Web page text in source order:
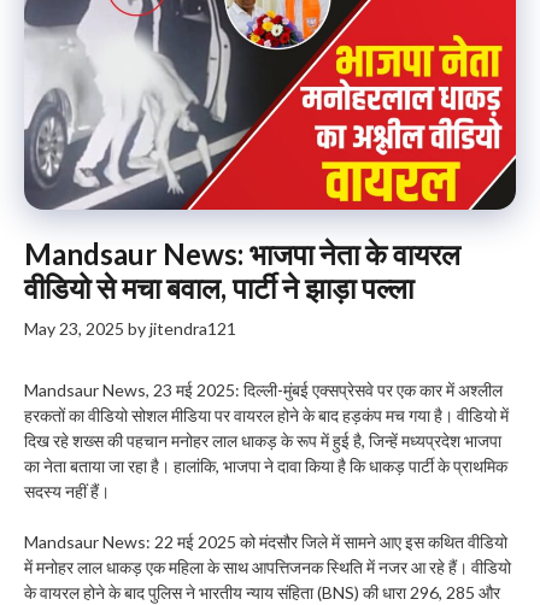
Mandsaur News: भाजपा नेता के वायरल
वीडियो से मचा बवाल, पार्टी ने झाड़ा पल्ला
May 23, 2025 byjitendra121
Mandsaur News, 23 मई 2025: दिल्ली-मुंबई एक्सप्रेसवे पर एक कार में अश्लील
हरकतों का वीडियो सोशल मीडिया पर वायरल होने के बाद हड़कंप मच गया है। वीडियो में
दिख रहे शख्स की पहचान मनोहर लाल धाकड़ के रूप में हुई है, जिन्हें मध्यप्रदेश भाजपा
का नेता बताया जा रहा है। हालांकि, भाजपा ने दावा किया है कि धाकड़ पार्टी के प्राथमिक
सदस्य नहीं हैं।
Mandsaur News: 22 मई 2025 को मंदसौर जिले में सामने आए इस कथित वीडियो
में मनोहर लाल धाकड़ एक महिला के साथ आपत्तिजनक स्थिति में नजर आ रहे हैं। वीडियो
के वायरल होने के बाद पुलिस ने भारतीय न्याय संहिता (BNS) की धारा 296, 285 और